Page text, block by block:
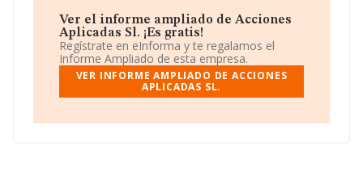
actividades de las sociedades hol. La empresa es una
Sociedad Limitada. Tiene CNAE: 6421 - '%cnae%'. La
compañía no tiene actividad en mercados exteriores.
La sociedad españolaAcciones Aplicadas S.L, con
NIF B19935824, tiene domicilio fiscal en Calle Manuel
Franco Cubeiro núm. 24, (29620), Torremolinos, en
Ver el informe ampliado de Acciones
Aplicadas Sl. ¡Es gratis!
Regístrate en eInforma y te regalamos el
Informe Ampliado de esta empresa.
VER INFORME AMPLIADO DE ACCIONES
APLICADAS SL.